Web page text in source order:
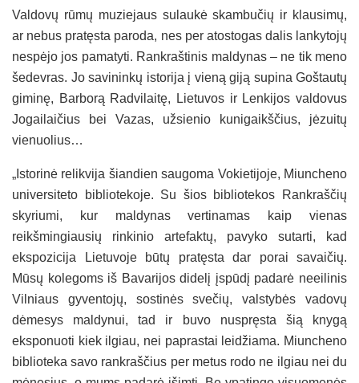
Valdovų rūmų muziejaus sulaukė skambučių ir klausimų,
ar nebus pratęsta paroda, nes per atostogas dalis lankytojų
nespėjo jos pamatyti. Rankraštinis maldynas – ne tik meno
šedevras. Jo savininkų istorija į vieną giją supina Goštautų
giminę, Barborą Radvilaitę, Lietuvos ir Lenkijos valdovus
Jogailaičius bei Vazas, užsienio kunigaikščius, jėzuitų
vienuolius…
„Istorinė relikvija šiandien saugoma Vokietijoje, Miuncheno
universiteto bibliotekoje. Su šios bibliotekos Rankraščių
skyriumi, kur maldynas vertinamas kaip vienas
reikšmingiausių rinkinio artefaktų, pavyko sutarti, kad
ekspozicija Lietuvoje būtų pratęsta dar porai savaičių.
Mūsų kolegoms iš Bavarijos didelį įspūdį padarė neeilinis
Vilniaus gyventojų, sostinės svečių, valstybės vadovų
dėmesys maldynui, tad ir buvo nuspręsta šią knygą
eksponuoti kiek ilgiau, nei paprastai leidžiama. Miuncheno
biblioteka savo rankraščius per metus rodo ne ilgiau nei du